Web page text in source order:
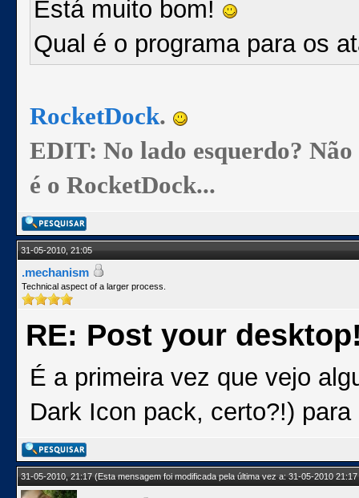
Está muito bom!
Qual é o programa para os
RocketDock.
EDIT: No lado esquerdo?
é o RocketDock...
31-05-2010, 21:05
.mechanism
Technical aspect of a larger process.
RE: Post your
É a primeira vez que vejo
Dark Icon pack, certo?!)
31-05-2010, 21:17(Esta mensagem foi modificada pela última vez a: 31-05-2010